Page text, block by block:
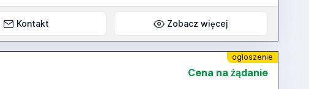
Kontakt Zobacz więcej
ogłoszenie
Cena na żądanie